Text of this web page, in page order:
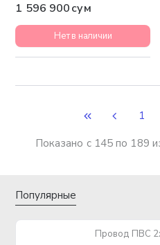
1 596 900 сум
Нет в наличии
1
Показано с 145 по 189
Популярные